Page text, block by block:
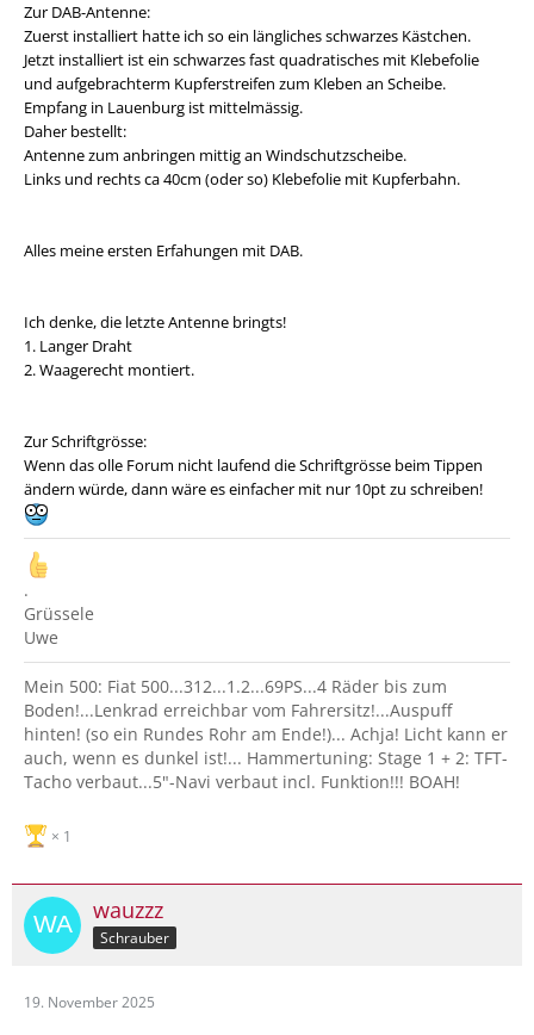
Zur DAB-Antenne:
Zuerst installiert hatte ich so ein längliches schwarzes Kästchen.
Jetzt installiert ist ein schwarzes fast quadratisches mit Klebefolie
und aufgebrachterm Kupferstreifen zum Kleben an Scheibe.
Empfang in Lauenburg ist mittelmässig.
Daher bestellt:
Antenne zum anbringen mittig an Windschutzscheibe.
Links und rechts ca 40cm (oder so) Klebefolie mit Kupferbahn.
Alles meine ersten Erfahungen mit DAB.
Ich denke, die letzte Antenne bringts!
1. Langer Draht
2. Waagerecht montiert.
Zur Schriftgrösse:
Wenn das olle Forum nicht laufend die Schriftgrösse beim Tippen
ändern würde, dann wäre es einfacher mit nur 10pt zu schreiben!
.
Grüssele
Uwe
Mein 500: Fiat 500...312...1.2...69PS...4 Räder bis zum
Boden!...Lenkrad erreichbar vom Fahrersitz!...Auspuff
hinten! (so ein Rundes Rohr am Ende!)... Achja! Licht kann er
auch, wenn es dunkel ist!... Hammertuning: Stage 1 + 2: TFT-
Tacho verbaut...5"-Navi verbaut incl. Funktion!!! BOAH!
1
wauzzz
Schrauber
19. November 2025